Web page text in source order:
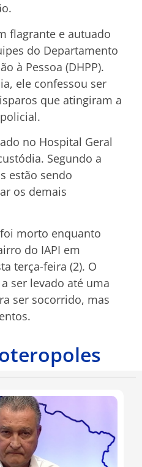
flagrante e autuado
do Departamento
à Pessoa (DHPP).
ele confessou ser
que atingiram a
no Hospital Geral
Segundo a
estão sendo
os demais
morto enquanto
do IAPI em
terça-feira (2). O
ser levado até uma
ser socorrido, mas